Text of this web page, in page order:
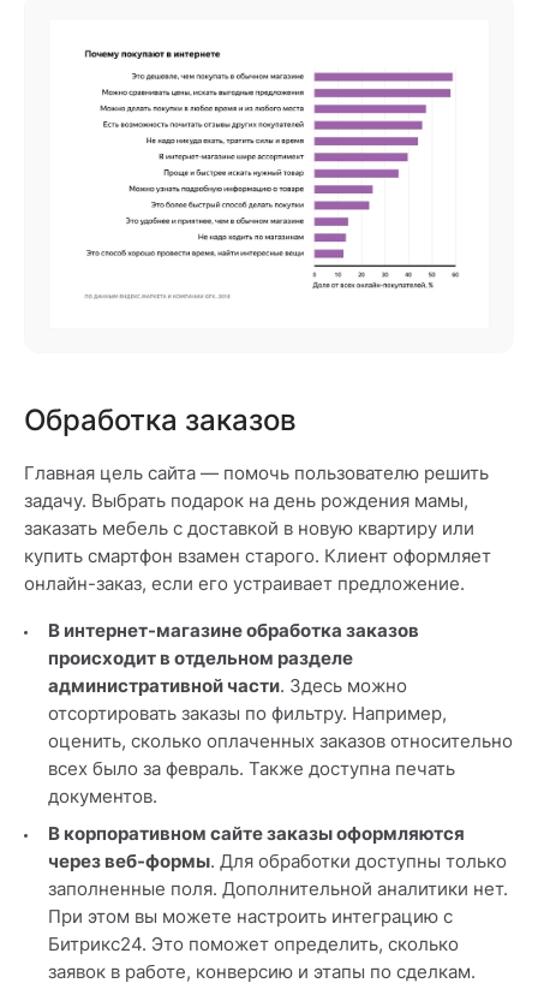
Обработка заказов
Главная цель сайта — помочь пользователю решить
задачу. Выбрать подарок на день рождения мамы,
заказать мебель с доставкой в новую квартиру или
купить смартфон взамен старого. Клиент оформляет
онлайн-заказ, если его устраивает предложение.
В интернет-магазине обработка заказов
происходит в отдельном разделе
административной части. Здесь можно
отсортировать заказы по фильтру. Например,
оценить, сколько оплаченных заказов относительно
всех было за февраль. Также доступна печать
документов.
В корпоративном сайте заказы оформляются
через веб-формы. Для обработки доступны только
заполненные поля. Дополнительной аналитики нет.
При этом вы можете настроить интеграцию с
Битрикс24. Это поможет определить, сколько
заявок в работе, конверсию и этапы по сделкам.